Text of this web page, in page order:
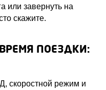
или завернуть на
скажите.
ПОЕЗДКИ:
скоростной режим и